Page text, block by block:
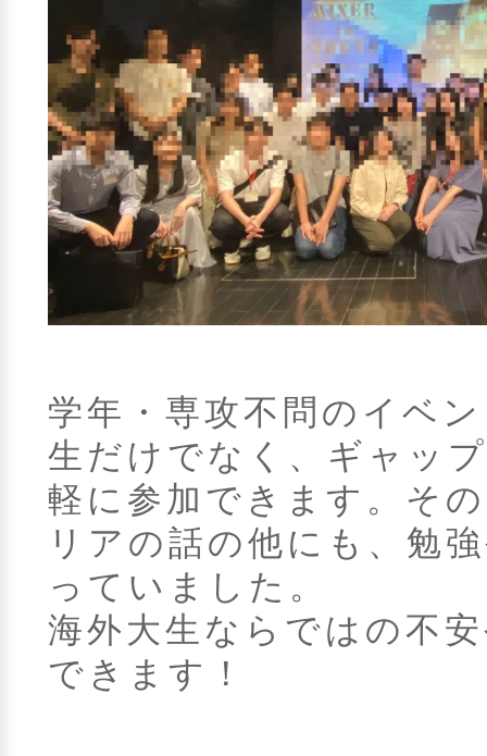
学年・専攻不問のイベ
生だけでなく、ギャッ
軽に参加できます。そ
リアの話の他にも、勉
っていました。
海外大生ならではの不
できます！